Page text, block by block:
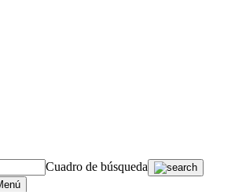
Cuadro de búsqueda